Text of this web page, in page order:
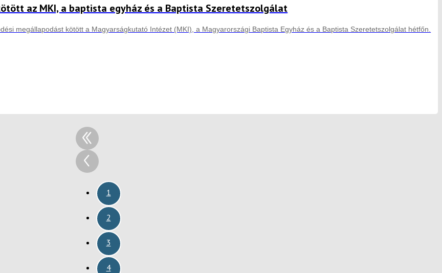
az MKI, a baptista egyház és a Baptista Szeretetszolgálat
megállapodást kötött a Magyarságkutató Intézet (MKI), a Magyarországi Baptista Egyház és a Baptista Szeretetszolgálat hétfőn.
1
2
3
4